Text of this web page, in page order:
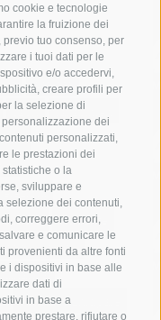
cookie e tecnologie
la fruizione dei
tuo consenso, per
i tuoi dati per le
e/o accedervi,
creare profili per
la selezione di
dei
personalizzati,
le prestazioni dei
o la
sviluppare e
selezione dei contenuti,
correggere errori,
e comunicare le
provenienti da altre fonti
i dispositivi in base alle
dati di
in base a
prestare, rifiutare o
arresto
capri
carabinieri
elezioni
incidente
lubrense
polizia municipale